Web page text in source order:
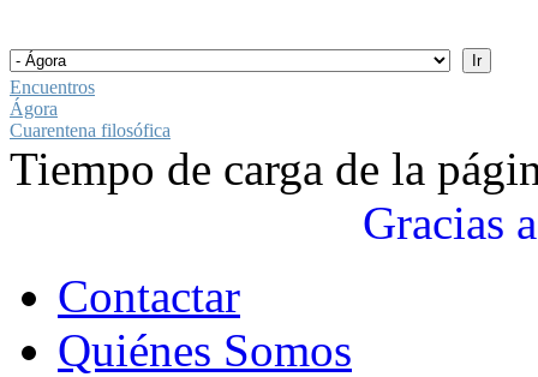
Encuentros
Ágora
Cuarentena filosófica
Tiempo de carga de la
Gracias a
Contactar
Quiénes Somos